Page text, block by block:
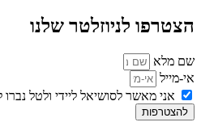
הצטרפו לניוזלטר שלנו
שם מלא
אי-מייל
אני מאשר לסושיאל ליידי ולטל נברו
להצטרפות